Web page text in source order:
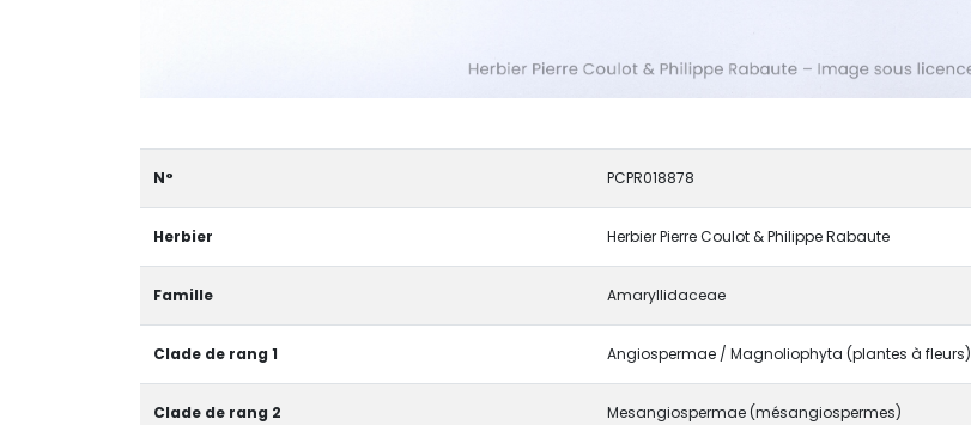
N° PCPR018878
Herbier Herbier Pierre Coulot & Philippe Rabaute
Famille Amaryllidaceae
Clade de rang 1 Angiospermae / Magnoliophyta (plantes à fleurs)
Clade de rang 2 Mesangiospermae (mésangiospermes)